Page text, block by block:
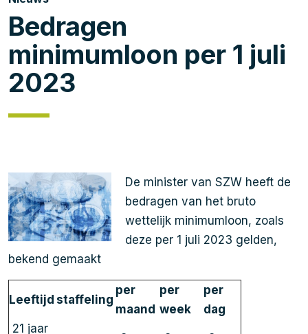
Bedragen
minimumloon per 1 juli
2023
De minister van SZW heeft de
bedragen van het bruto
wettelijk minimumloon, zoals
deze per 1 juli 2023 gelden,
bekend gemaakt
Leeftijd staffeling
per
maand
per
week
per
dag
21 jaar